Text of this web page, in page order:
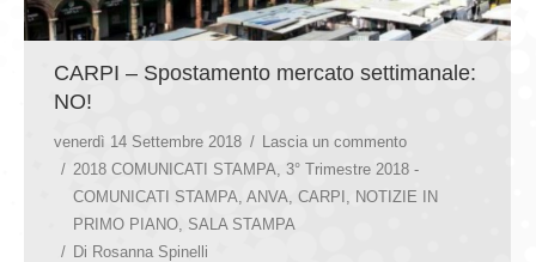
CARPI – Spostamento mercato settimanale:
NO!
venerdì 14 Settembre 2018
Lascia un commento
2018 COMUNICATI STAMPA
3° Trimestre 2018 -
COMUNICATI STAMPA ANVA CARPI
NOTIZIE IN
PRIMO PIANO SALA STAMPA
Di Rosanna Spinelli